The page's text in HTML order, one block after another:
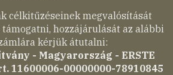
célkitűzéseinek megvalósítását
hozzájárulását az alábbi
kérjük átutalni:
- Magyarország - ERSTE
11600006-00000000-78910845